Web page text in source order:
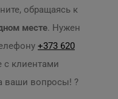
обращаясь к
месте. Нужен
+373 620
с клиентами
ваши вопросы! ?